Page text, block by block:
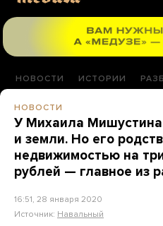
НОВОСТИ ИСТОРИИ
НОВОСТИ
У Михаила Мишустина
и земли. Но его
недвижимостью на
рублей — главное из
16:51, 28 января 2020
Источник: Навальный